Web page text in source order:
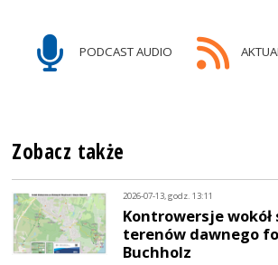
PODCAST AUDIO
Zobacz także
2026-07-13, godz. 13:11
Kontrowersje wokół
terenów dawnego
Buchholz